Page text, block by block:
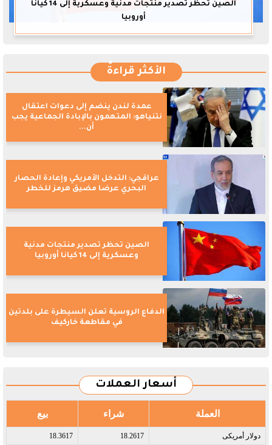
الصين تحظر تصدير منتجات مدنية وعسكرية إلى 14 كيانا
أوروبيا
الأكثر قراءةً
عمدة لندن ينضم إلى دعوات اعتقال
نتنياهو: المتهمون بالإبادة الجماعية يجب
أن...
عراقجي: التدخل الأمريكي وإعادة الحصار
البحري عرضا مضيق هرمز للخطر
الصين تحظر تصدير منتجات مدنية
وعسكرية إلى 14 كيانا أوروبيا
الدفاع الروسية تعلن السيطرة على بلدتين
في مقاطعة خاركيف
أسعار العملات
العملة شراء بيع
دولار أمريكى​ 18.2617
18.3617